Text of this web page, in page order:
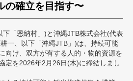
の確立を目指す〜
「恩納村」)と沖縄JTB株式会社(代表
一、以下「沖縄JTB」)は、持続可能
向け、双方が有する人的・物的資源を
定を2026年2月26日(木)に締結しまし